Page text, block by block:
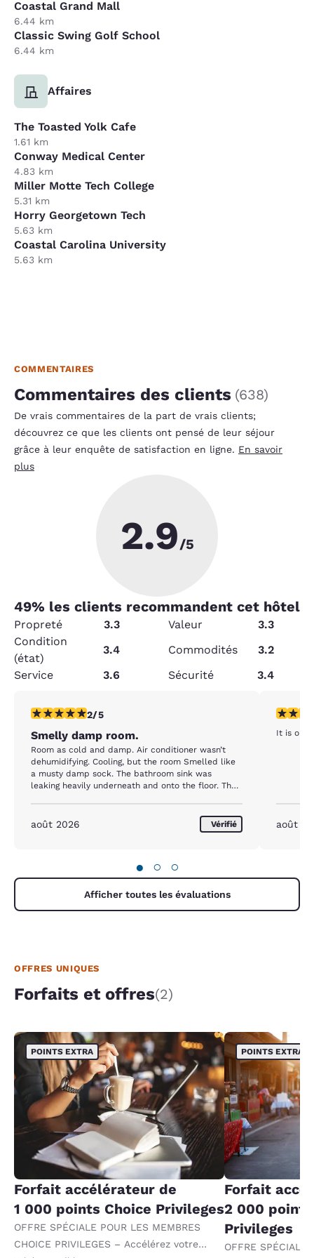
Coastal Grand Mall
6.44 km
Classic Swing Golf School
6.44 km
Affaires
The Toasted Yolk Cafe
1.61 km
Conway Medical Center
4.83 km
Miller Motte Tech College
5.31 km
Horry Georgetown Tech
5.63 km
Coastal Carolina University
5.63 km
COMMENTAIRES
Commentaires des clients (638)
De vrais commentaires de la part de vrais clients;
découvrez ce que les clients ont pensé de leur séjour
grâce à leur enquête de satisfaction en ligne. En savoir
plus
2.9/5
49% les clients recommandent cet hôtel
Propreté 3.3 Valeur
3.3
Condition
(état)
3.4 Commodités
3.2
Service
3.6 Sécurité 3.4
2 étoiles. Moyen. 1 commentaire
2/5
Smelly damp room.
Room as cold and damp. Air conditioner wasn’t
dehumidifying. Cooling, but the room Smelled like
a musty damp sock. The bathroom sink was
leaking heavily underneath and onto the floor. The
août 2026 Vérifié
1 étoile.
It is one
août
● ○ ○
Afficher toutes les évaluations
OFFRES UNIQUES
Forfaits et offres(2)
POINTS EXTRA
Forfait accélérateur de
1 000 points Choice Privileges
OFFRE SPÉCIALE POUR LES MEMBRES
CHOICE PRIVILEGES – Accélérez votre
POINTS EXTRA
Forfait
2 000
Privileges
OFFRE SPÉCIALE